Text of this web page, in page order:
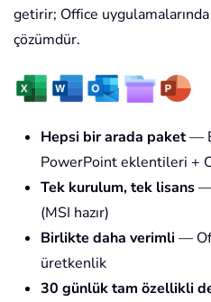
getirir; Office
çözümdür.
Hepsi bir arada paket—
PowerPoint eklentileri +
Tek kurulum, tek lisans—
(MSI hazır)
Birlikte daha verimli —
üretkenlik
30 günlük tam özellikli